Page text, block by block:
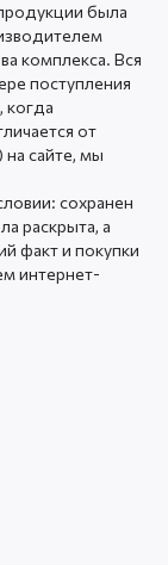
была
комплекса. Вся
поступления
когда
от
на сайте, мы
сохранен
раскрыта, а
факт и покупки
интернет-